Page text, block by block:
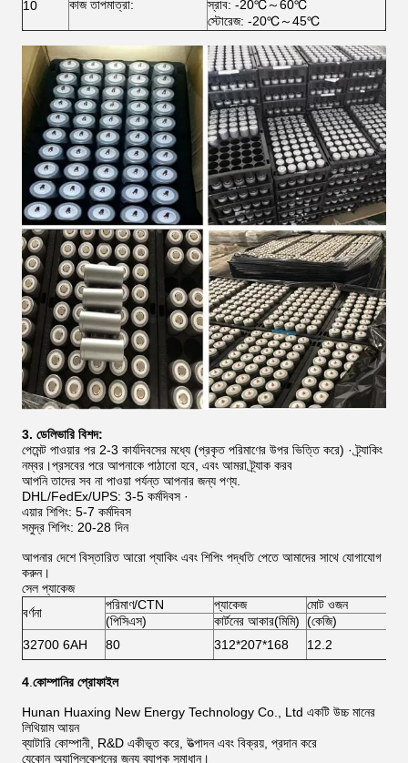
10 কাজ তাপমাত্রা:
স্রাব: -20℃～60℃
স্টোরেজ: -20℃～45℃
3. ডেলিভারি বিশদ:
পেমেন্ট পাওয়ার পর 2-3 কার্যদিবসের মধ্যে (প্রকৃত পরিমাণের উপর ভিত্তি করে) · ট্র্যাকিং
নম্বর।প্রসবের পরে আপনাকে পাঠানো হবে, এবং আমরা ট্র্যাক করব
আপনি তাদের সব না পাওয়া পর্যন্ত আপনার জন্য পণ্য.
DHL/FedEx/UPS: 3-5 কর্মদিবস ·
এয়ার শিপিং: 5-7 কর্মদিবস
সমুদ্র শিপিং: 20-28 দিন
আপনার দেশে বিস্তারিত আরো প্যাকিং এবং শিপিং পদ্ধতি পেতে আমাদের সাথে যোগাযোগ
করুন।
সেল প্যাকেজ
বর্ণনা
পরিমাণ/CTN প্যাকেজ মোট ওজন
(পিসিএস)
কার্টনের আকার(মিমি) (কেজি)
32700 6AH
80 312*207*168 12.2
4 কোম্পানির প্রোফাইল
Hunan Huaxing New Energy Technology Co., Ltd একটি উচ্চ মানের
লিথিয়াম আয়ন
ব্যাটারি কোম্পানী, R&D একীভূত করে, উত্পাদন এবং বিক্রয়, প্রদান করে
যেকোন অ্যাপ্লিকেশনের জন্য ব্যাপক সমাধান।